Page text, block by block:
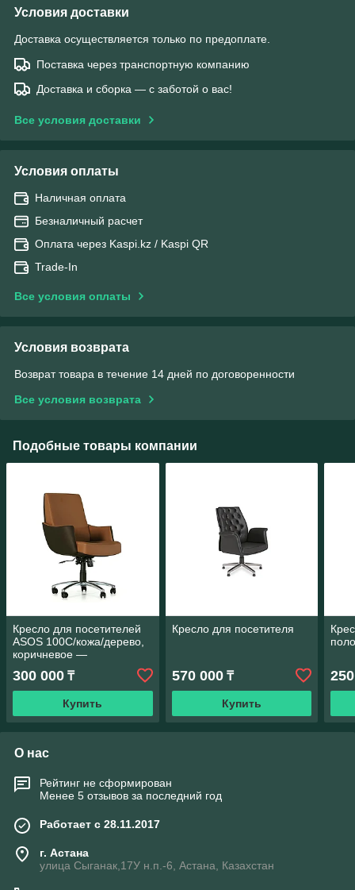
Условия доставки
Доставка осуществляется только по предоплате.
Поставка через транспортную компанию
Доставка и сборка — с заботой о вас!
Все условия доставки
Условия оплаты
Наличная оплата
Безналичный расчет
Оплата через Kaspi.kz / Kaspi QR
Trade-In
Все условия оплаты
Условия возврата
Возврат товара в течение 14 дней по договоренности
Все условия возврата
Подобные товары компании
Кресло для посетителей
ASOS 100C/кожа/дерево,
коричневое —
премиальный комфорт
300 000 ₸
Купить
Кресло для посетителя
570 000₸
Купить
О нас
Рейтинг не сформирован
Менее 5 отзывов за последний год
Работает с 28.11.2017
г. Астана
улица Сыганак,17У н.п.-6, Астана, Казахстан